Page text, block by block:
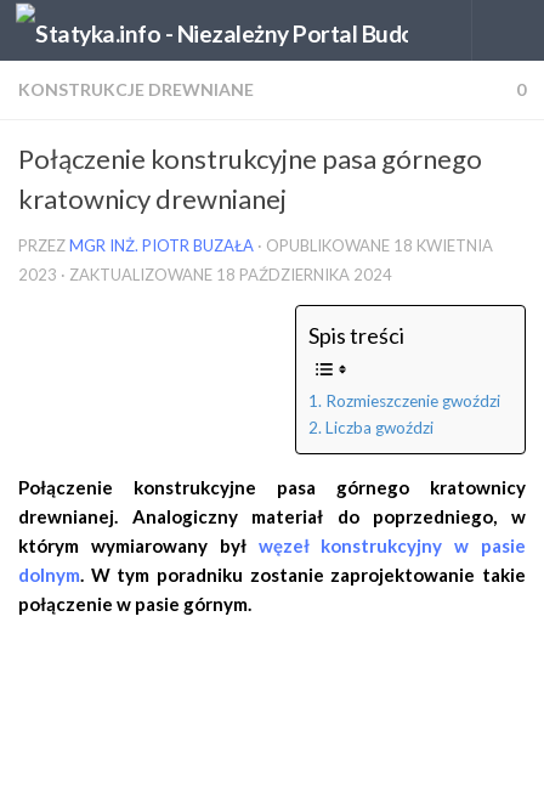
Skip to content
KONSTRUKCJE DREWNIANE 0
Połączenie konstrukcyjne pasa górnego
kratownicy drewnianej
PRZEZMGR INŻ. PIOTR BUZAŁA · OPUBLIKOWANE 18 KWIETNIA
2023 · ZAKTUALIZOWANE 18 PAŹDZIERNIKA 2024
Spis treści
Rozmieszczenie gwoździ
Liczba gwoździ
Połączenie konstrukcyjne pasa górnego kratownicy
drewnianej. Analogiczny materiał do poprzedniego, w
którym wymiarowany był węzeł konstrukcyjny w pasie
dolnym. W tym poradniku zostanie zaprojektowanie takie
połączenie w pasie górnym.